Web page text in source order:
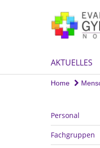
AKTUELLES
Home
Personal
Fachgruppen